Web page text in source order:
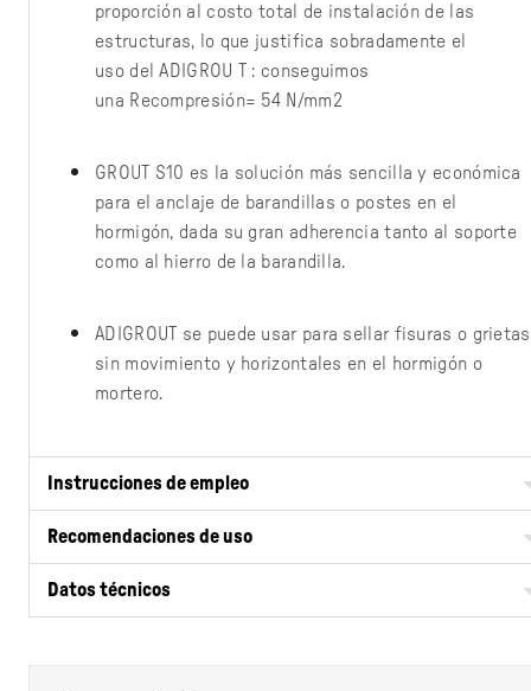
proporción al costo total de instalación de las
estructuras, lo que justifica sobradamente el
uso del ADIGROU T : conseguimos
una Recompresión= 54 N/mm2
GROUT S10 es la solución más sencilla y económica
para el anclaje de barandillas o postes en el
hormigón, dada su gran adherencia tanto al soporte
como al hierro de la barandilla.
ADIGROUT se puede usar para sellar fisuras o grietas
sin movimiento y horizontales en el hormigón o
mortero.
Instrucciones de empleo
Recomendaciones de uso
Datos técnicos